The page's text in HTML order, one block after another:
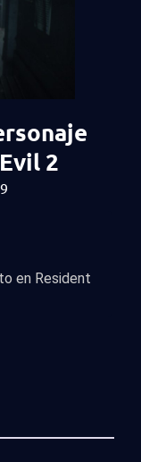
2
en Resident